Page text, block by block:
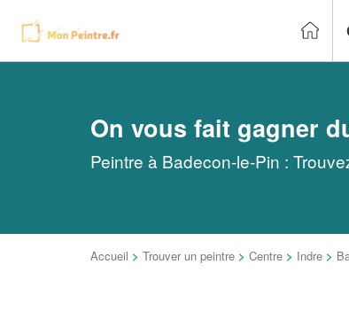
On vous fait gagner
Peintre à Badecon-le-Pin :
Accueil > Trouver un peintre > Centre > Indre >